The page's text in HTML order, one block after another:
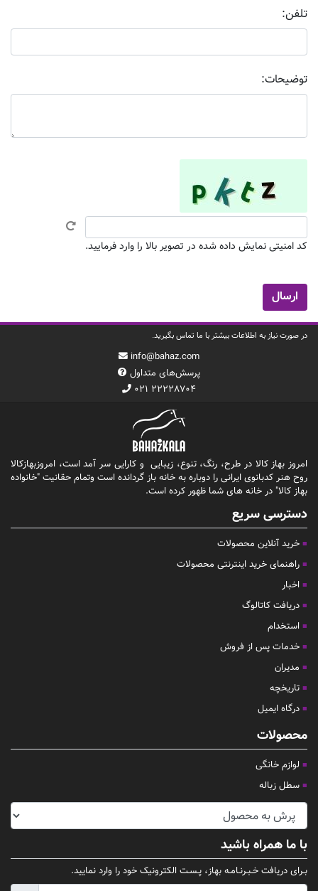
تلفن:
توضیحات:
کد امنیتی نمایش داده شده در تصویر بالا را وارد فرمایید.
در صورت نیاز به اطلاعات بیشتر با ما تماس بگیرید.
info@bahaz.com
پرسش‌های متداول
۰۲۱ ۲۲۲۲۸۷۰۴
امروز بهاز کالا در طرح، رنگ، تنوع، زیبایی و کارایی سر آمد است، امروزبهازکالا
روح هنر کدبانوی ایرانی را دوباره به خانه باز گردانده است وتمام حقانیت "خانواده
بهاز کالا" در خانه های شما ظهور کرده است.
دسترسی سریع
خرید آنلاین محصولات
راهنمای خرید اینترنتی محصولات
اخبار
دریافت کاتالوگ
استخدام
خدمات پس از فروش
مدیران
تاریخچه
درگاه ایمیل
محصولات
لوازم خانگی
سطل زباله
با ما همراه باشید
بـرای دریافت خـبـرنـامـه بهاز، پـسـت الکترونیک خود را وارد نمایید.